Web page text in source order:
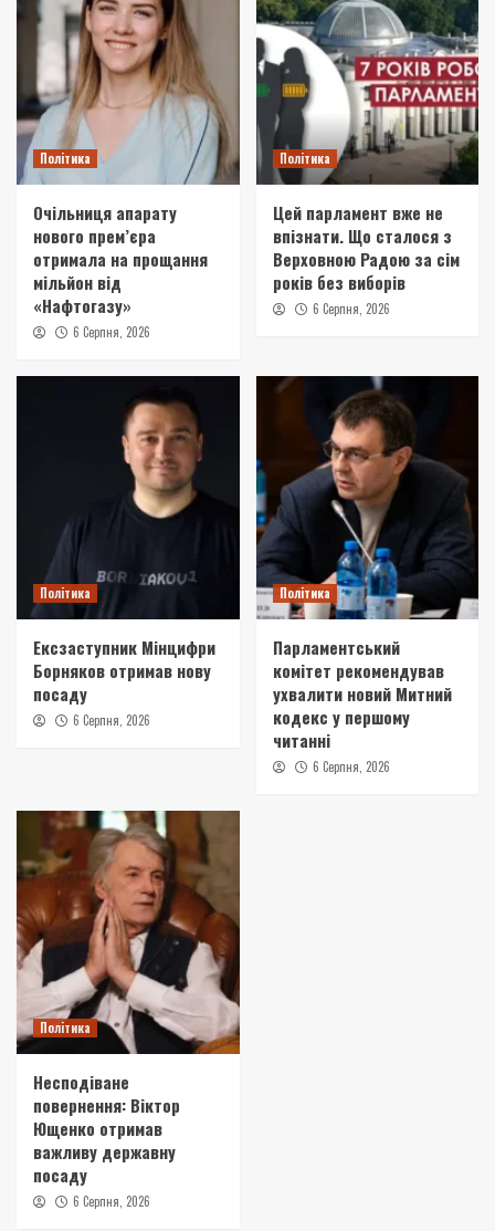
Політика
Очільниця апарату
нового прем’єра
отримала на прощання
мільйон від
«Нафтогазу»
6 Серпня, 2026
Політика
Цей парламент вже не
впізнати. Що сталося з
Верховною Радою за сім
років без виборів
6 Серпня, 2026
Політика
Ексзаступник Мінцифри
Борняков отримав нову
посаду
6 Серпня, 2026
Політика
Парламентський
комітет рекомендував
ухвалити новий Митний
кодекс у першому
читанні
6 Серпня, 2026
Політика
Несподіване
повернення: Віктор
Ющенко отримав
важливу державну
посаду
6 Серпня, 2026